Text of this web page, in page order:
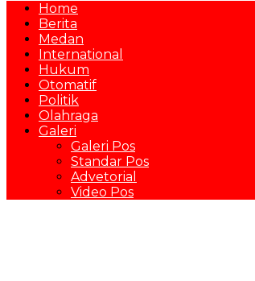
Home
Berita
Medan
International
Hukum
Otomatif
Politik
Olahraga
Galeri
Galeri Pos
Standar Pos
Advetorial
Video Pos